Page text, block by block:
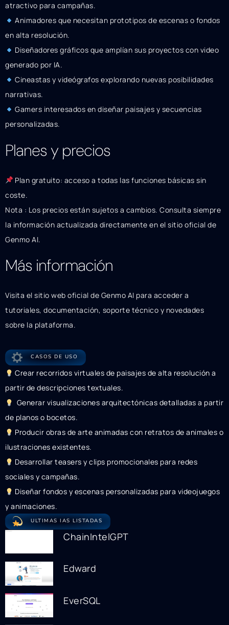
atractivo para campañas.
Animadores que necesitan prototipos de escenas o fondos
en alta resolución.
Diseñadores gráficos que amplían sus proyectos con video
generado por IA.
Cineastas y videógrafos explorando nuevas posibilidades
narrativas.
Gamers interesados en diseñar paisajes y secuencias
personalizadas.
Planes y precios
Plan gratuito: acceso a todas las funciones básicas sin
coste.
Nota : Los precios están sujetos a cambios. Consulta siempre
la información actualizada directamente en el sitio oficial de
Genmo AI.
Más información
Visita el sitio web oficial de Genmo AI para acceder a
tutoriales, documentación, soporte técnico y novedades
sobre la plataforma.
CASOS DE USO
Crear recorridos virtuales de paisajes de alta resolución a
partir de descripciones textuales.
Generar visualizaciones arquitectónicas detalladas a partir
de planos o bocetos.
Producir obras de arte animadas con retratos de animales o
ilustraciones existentes.
Desarrollar teasers y clips promocionales para redes
sociales y campañas.
Diseñar fondos y escenas personalizadas para videojuegos
y animaciones.
ULTIMAS IAS LISTADAS
ChainIntelGPT
Edward
EverSQL